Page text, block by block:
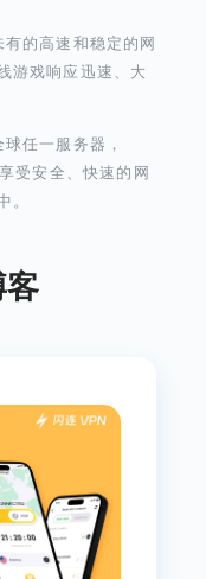
的高速和稳定的网
游戏响应迅速、大
任一服务器，
受安全、快速的网
。